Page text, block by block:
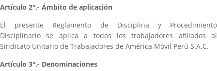
Artículo 2°.- Ámbito de aplicación
El presente Reglamento de Disciplina y Procedimiento
Disciplinario se aplica a todos los trabajadores afiliados al
Sindicato Unitario de Trabajadores de América Móvil Perú S.A.C.
Artículo 3°.- Denominaciones